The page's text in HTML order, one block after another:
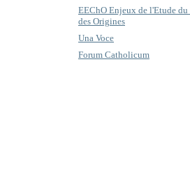
EEChO Enjeux de l'Etude
des Origines
Una Voce
Forum Catholicum